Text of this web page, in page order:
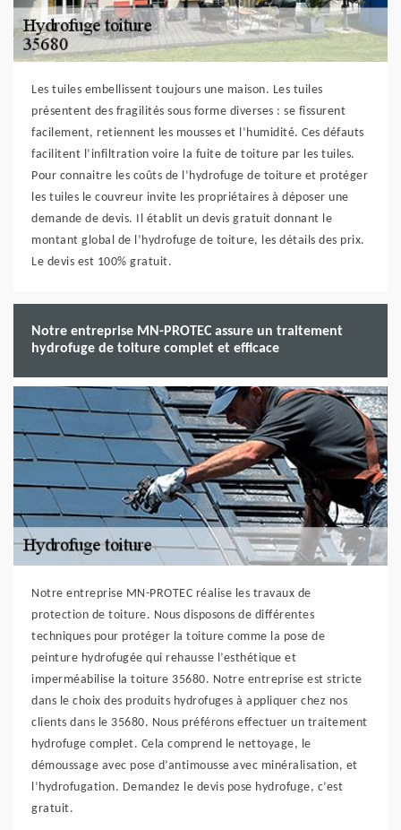
Les tuiles embellissent toujours une maison. Les tuiles
présentent des fragilités sous forme diverses : se fissurent
facilement, retiennent les mousses et l’humidité. Ces défauts
facilitent l’infiltration voire la fuite de toiture par les tuiles.
Pour connaitre les coûts de l’hydrofuge de toiture et protéger
les tuiles le couvreur invite les propriétaires à déposer une
demande de devis. Il établit un devis gratuit donnant le
montant global de l’hydrofuge de toiture, les détails des prix.
Le devis est 100% gratuit.
Notre entreprise MN-PROTEC assure un traitement
hydrofuge de toiture complet et efficace
Notre entreprise MN-PROTEC réalise les travaux de
protection de toiture. Nous disposons de différentes
techniques pour protéger la toiture comme la pose de
peinture hydrofugée qui rehausse l’esthétique et
imperméabilise la toiture 35680. Notre entreprise est stricte
dans le choix des produits hydrofuges à appliquer chez nos
clients dans le 35680. Nous préférons effectuer un traitement
hydrofuge complet. Cela comprend le nettoyage, le
démoussage avec pose d’antimousse avec minéralisation, et
l’hydrofugation. Demandez le devis pose hydrofuge, c’est
gratuit.